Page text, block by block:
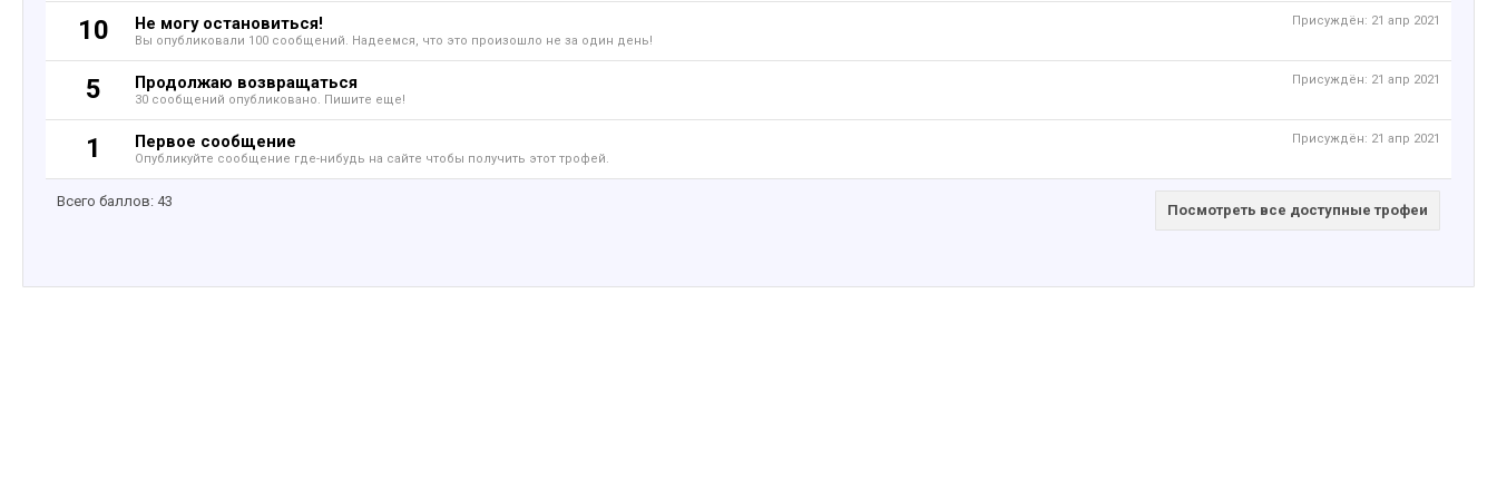
10 Присуждён: 21 апр 2021
Не могу остановиться!
Вы опубликовали 100 сообщений. Надеемся, что это произошло не за один день!
5 Присуждён: 21 апр 2021
Продолжаю возвращаться
30 сообщений опубликовано. Пишите еще!
1 Присуждён: 21 апр 2021
Первое сообщение
Опубликуйте сообщение где-нибудь на сайте чтобы получить этот трофей.
Всего баллов: 43
Посмотреть все доступные трофеи